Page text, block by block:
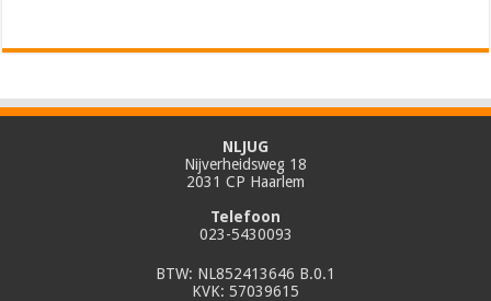
NLJUG
Nijverheidsweg 18
2031 CP Haarlem
Telefoon
023-5430093
BTW: NL852413646 B.0.1
KVK: 57039615